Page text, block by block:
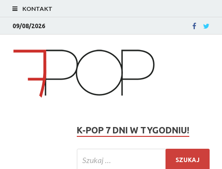
KONTAKT
09/08/2026
K-POP 7 DNI W TYGODNIU!